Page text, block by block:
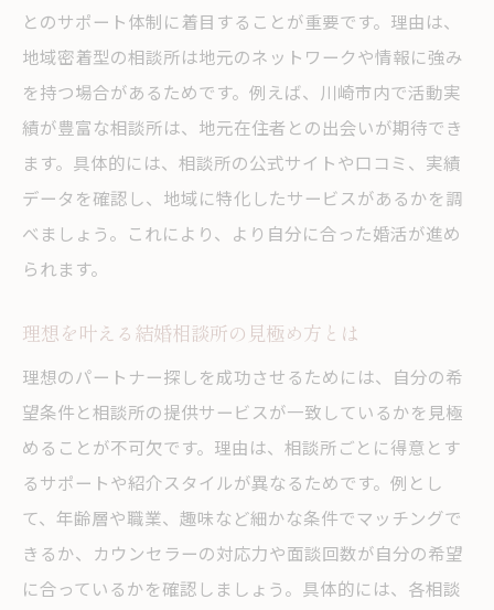
ト
川崎の結婚相談所で感じる安心感の理由
成婚まで導く手厚い結婚相談所のサービス
サポート体制重視の結婚相談所比較術
川崎市で結婚相談所を比較検討するメリット
川崎エリアで結婚相談所を比較する利点
結婚相談所比較で自分に合う環境を見つけ
川崎の結婚相談所比較で失敗を防ぐ方法
結婚相談所の特徴を比較して選ぶ安心感
比較検討で納得できる結婚相談所選びを
料金やサービスから見る結婚相談所の選び方
結婚相談所の料金プラン比較と選び方のコ
ツ
とのサポート体制に着目することが重要です。理由は、
地域密着型の相談所は地元のネットワークや情報に強み
を持つ場合があるためです。例えば、川崎市内で活動実
績が豊富な相談所は、地元在住者との出会いが期待でき
ます。具体的には、相談所の公式サイトや口コミ、実績
データを確認し、地域に特化したサービスがあるかを調
べましょう。これにより、より自分に合った婚活が進め
られます。
理想を叶える結婚相談所の見極め方とは
理想のパートナー探しを成功させるためには、自分の希
望条件と相談所の提供サービスが一致しているかを見極
めることが不可欠です。理由は、相談所ごとに得意とす
るサポートや紹介スタイルが異なるためです。例とし
て、年齢層や職業、趣味など細かな条件でマッチングで
きるか、カウンセラーの対応力や面談回数が自分の希望
に合っているかを確認しましょう。具体的には、各相談